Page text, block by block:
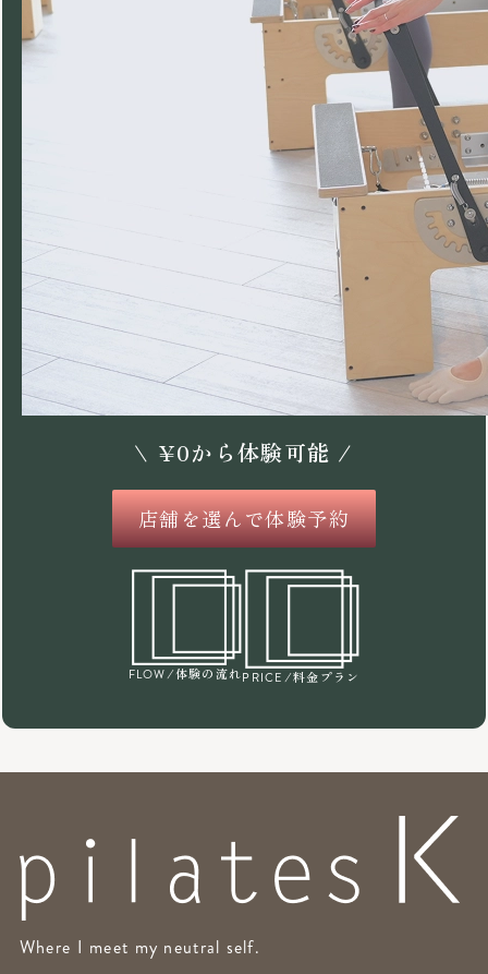
\ ¥0から体験可能 /
店舗を選んで体験予約
FLOW /体験の流れPRICE /料金プラン
Where I meet my neutral self.